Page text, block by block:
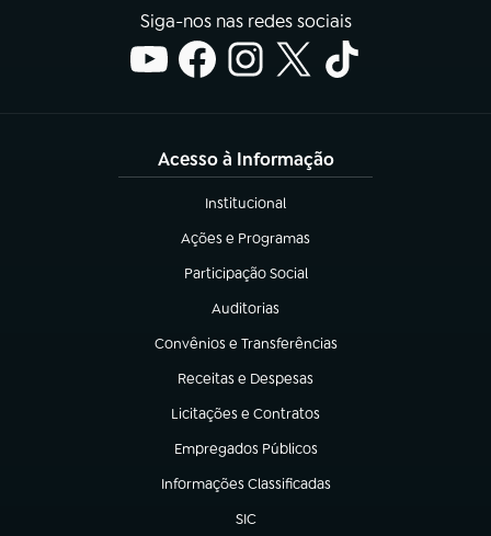
Siga-nos nas redes sociais
Acesso à Informação
Institucional
(abre em nova aba)
Ações e Programas
(abre em nova aba)
Participação Social
(abre em nova aba)
Auditorias
(abre em nova aba)
Convênios e Transferências
(abre em nova aba)
Receitas e Despesas
(abre em nova aba)
Licitações e Contratos
(abre em nova aba)
Empregados Públicos
(abre em nova aba)
Informações Classificadas
(abre em nova aba)
SIC
(abre em nova aba)